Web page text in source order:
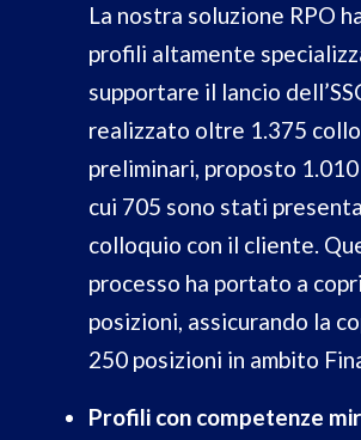
La nostra soluzione RPO
profili altamente
supportare il lancio
realizzato oltre 1.375
preliminari, proposto
cui 705 sono stati
colloquio con il cliente.
processo ha portato a
posizioni, assicurando la
250 posizioni in ambito
Profili con competenze